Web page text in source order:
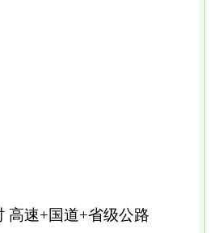
高速+国道+省级公路